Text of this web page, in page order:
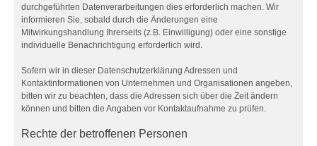
durchgeführten Datenverarbeitungen dies erforderlich machen. Wir
informieren Sie, sobald durch die Änderungen eine
Mitwirkungshandlung Ihrerseits (z.B. Einwilligung) oder eine sonstige
individuelle Benachrichtigung erforderlich wird.
Sofern wir in dieser Datenschutzerklärung Adressen und
Kontaktinformationen von Unternehmen und Organisationen angeben,
bitten wir zu beachten, dass die Adressen sich über die Zeit ändern
können und bitten die Angaben vor Kontaktaufnahme zu prüfen.
Rechte der betroffenen Personen